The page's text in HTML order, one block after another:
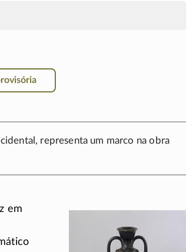
representa um marco na obra
em